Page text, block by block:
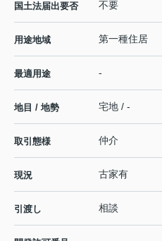
国土法届出要否 不要
用途地域 第一種住居
最適用途 -
地目 / 地勢 宅地 / -
取引態様 仲介
現況 古家有
引渡し 相談